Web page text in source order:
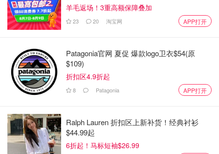
羊毛返场！3重高额保障叠加
23 20 淘宝网 APP打开
Patagonia官网 夏促 爆款logo卫衣$54(原
$109)
折扣区4.9折起
8 Patagonia APP打开
Ralph Lauren 折扣区上新补货！经典衬衫
$44.99起
6折起！马标短袖$26.99